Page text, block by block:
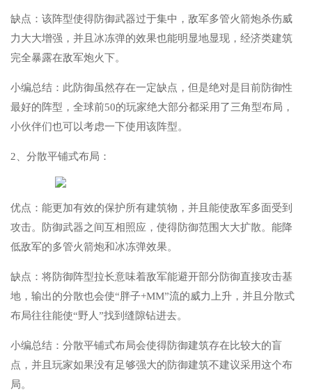
缺点：该阵型使得防御武器过于集中，敌军多管火箭炮杀伤威
力大大增强，并且冰冻弹的效果也能明显地显现，经济类建筑
完全暴露在敌军炮火下。
小编总结：此防御虽然存在一定缺点，但是绝对是目前防御性
最好的阵型，全球前50的玩家绝大部分都采用了三角型布局，
小伙伴们也可以考虑一下使用该阵型。
2、分散平铺式布局：
优点：能更加有效的保护所有建筑物，并且能使敌军多面受到
攻击。防御武器之间互相照应，使得防御范围大大扩散。能降
低敌军的多管火箭炮和冰冻弹效果。
缺点：将防御阵型拉长意味着敌军能避开部分防御直接攻击基
地，输出的分散也会使“胖子+MM”流的威力上升，并且分散式
布局往往能使“野人”找到缝隙钻进去。
小编总结：分散平铺式布局会使得防御建筑存在比较大的盲
点，并且玩家如果没有足够强大的防御建筑不建议采用这个布
局。